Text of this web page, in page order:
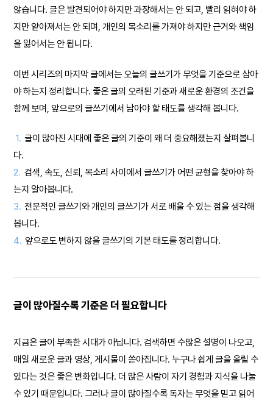
않습니다. 글은 발견되어야 하지만 과장해서는 안 되고, 빨리 읽혀야 하
지만 얕아져서는 안 되며, 개인의 목소리를 가져야 하지만 근거와 책임
을 잃어서는 안 됩니다.
이번 시리즈의 마지막 글에서는 오늘의 글쓰기가 무엇을 기준으로 삼아
야 하는지 정리합니다. 좋은 글의 오래된 기준과 새로운 환경의 조건을
함께 보며, 앞으로의 글쓰기에서 남아야 할 태도를 생각해 봅니다.
1. 글이 많아진 시대에 좋은 글의 기준이 왜 더 중요해졌는지 살펴봅니
다.
2. 검색, 속도, 신뢰, 목소리 사이에서 글쓰기가 어떤 균형을 찾아야 하
는지 알아봅니다.
3. 전문적인 글쓰기와 개인의 글쓰기가 서로 배울 수 있는 점을 생각해
봅니다.
4. 앞으로도 변하지 않을 글쓰기의 기본 태도를 정리합니다.
글이 많아질수록 기준은 더 필요합니다
지금은 글이 부족한 시대가 아닙니다. 검색하면 수많은 설명이 나오고,
매일 새로운 글과 영상, 게시물이 쏟아집니다. 누구나 쉽게 글을 올릴 수
있다는 것은 좋은 변화입니다. 더 많은 사람이 자기 경험과 지식을 나눌
수 있기 때문입니다. 그러나 글이 많아질수록 독자는 무엇을 믿고 읽어